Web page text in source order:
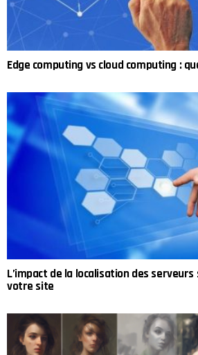
Edge computing vs cloud computing :
L’impact de la localisation des
votre site